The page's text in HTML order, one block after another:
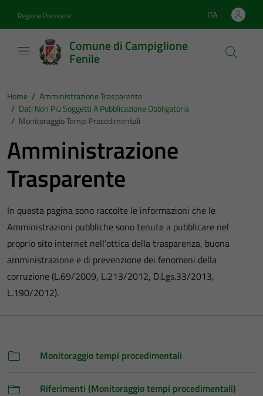
Regione Piemonte Lingua attiva:
ITA
Comune di Campiglione
Fenile
Home / Amministrazione Trasparente
/ Dati Non Più Soggetti A Pubblicazione Obbligatoria
/ Monitoraggio Tempi Procedimentali
Amministrazione
Trasparente
In questa pagina sono raccolte le informazioni che le
Amministrazioni pubbliche sono tenute a pubblicare nel
proprio sito internet nell’ottica della trasparenza, buona
amministrazione e di prevenzione dei fenomeni della
corruzione (L.69/2009, L.213/2012, D.Lgs.33/2013,
L.190/2012).
Monitoraggio tempi procedimentali
Riferimenti (Monitoraggio tempi procedimentali)